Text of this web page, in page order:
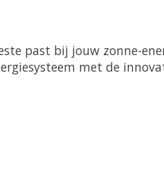
past bij jouw zonne-
met de